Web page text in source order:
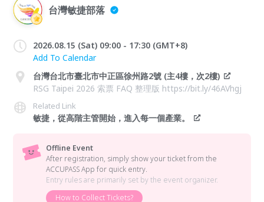
台灣敏捷部落
2026.08.15 (Sat) 09:00 - 17:30 (GMT+8)
Add To Calendar
台灣台北市臺北市中正區徐州路2號 (主4樓，次2樓)
RSG Taipei 2026 索票 FAQ 整理版 https://bit.ly/46AVhgj
Related Link
敏捷，從高階主管開始，進入每一個產業。
Offline Event
After registration, simply show your ticket from the
ACCUPASS App for quick entry.
Entry rules are primarily set by the event organizer.
How to Collect Tickets?